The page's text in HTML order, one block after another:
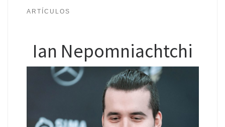
ARTÍCULOS
Ian Nepomniachtchi